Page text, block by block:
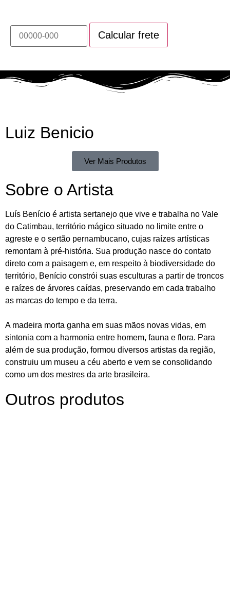
Luiz Benicio
Ver Mais Produtos
Sobre o Artista
Luís Benício é artista sertanejo que vive e trabalha no Vale
do Catimbau, território mágico situado no limite entre o
agreste e o sertão pernambucano, cujas raízes artísticas
remontam à pré-história. Sua produção nasce do contato
direto com a paisagem e, em respeito à biodiversidade do
território, Benício constrói suas esculturas a partir de troncos
e raízes de árvores caídas, preservando em cada trabalho
as marcas do tempo e da terra.
A madeira morta ganha em suas mãos novas vidas, em
sintonia com a harmonia entre homem, fauna e flora. Para
além de sua produção, formou diversos artistas da região,
construiu um museu a céu aberto e vem se consolidando
como um dos mestres da arte brasileira.
Outros produtos